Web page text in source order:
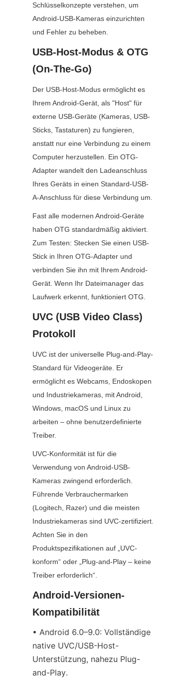
Schlüsselkonzepte verstehen, um
Android-USB-Kameras einzurichten
und Fehler zu beheben.
USB-Host-Modus & OTG
(On-The-Go)
Der USB-Host-Modus ermöglicht es
Ihrem Android-Gerät, als "Host" für
externe USB-Geräte (Kameras, USB-
Sticks, Tastaturen) zu fungieren,
anstatt nur eine Verbindung zu einem
Computer herzustellen. Ein OTG-
Adapter wandelt den Ladeanschluss
Ihres Geräts in einen Standard-USB-
A-Anschluss für diese Verbindung um.
Fast alle modernen Android-Geräte
haben OTG standardmäßig aktiviert.
Zum Testen: Stecken Sie einen USB-
Stick in Ihren OTG-Adapter und
verbinden Sie ihn mit Ihrem Android-
Gerät. Wenn Ihr Dateimanager das
Laufwerk erkennt, funktioniert OTG.
UVC (USB Video Class)
Protokoll
UVC ist der universelle Plug-and-Play-
Standard für Videogeräte. Er
ermöglicht es Webcams, Endoskopen
und Industriekameras, mit Android,
Windows, macOS und Linux zu
arbeiten – ohne benutzerdefinierte
Treiber.
UVC-Konformität ist für die
Verwendung von Android-USB-
Kameras zwingend erforderlich.
Führende Verbrauchermarken
(Logitech, Razer) und die meisten
Industriekameras sind UVC-zertifiziert.
Achten Sie in den
Produktspezifikationen auf „UVC-
konform“ oder „Plug-and-Play – keine
Treiber erforderlich“.
Android-Versionen-
Kompatibilität
• Android 6.0–9.0: Vollständige
native UVC/USB-Host-
Unterstützung, nahezu Plug-
and-Play.